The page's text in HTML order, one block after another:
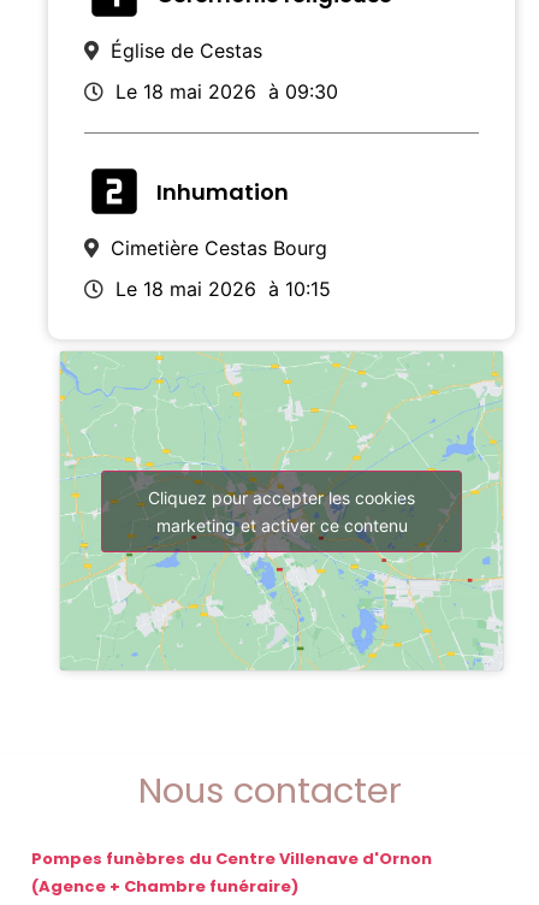
Église de Cestas
Le 18 mai 2026 à 09:30
Inhumation
Cimetière Cestas Bourg
Le 18 mai 2026 à 10:15
Cliquez pour accepter les cookies
marketing et activer ce contenu
Nous contacter
Pompes funèbres du Centre Villenave d'Ornon
(Agence + Chambre funéraire)